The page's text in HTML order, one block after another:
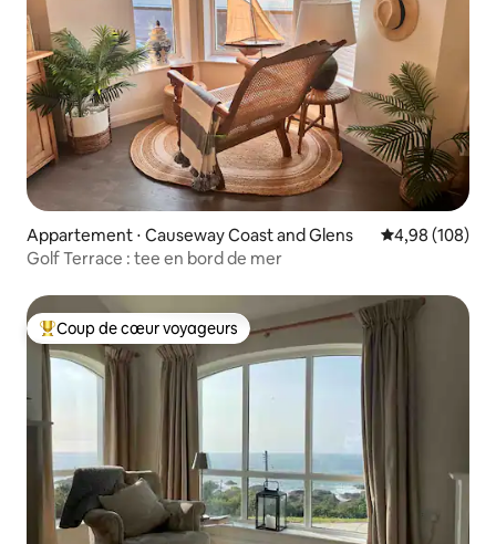
Appartement ⋅ Causeway Coast and Glens Évaluation
4,98 (108)
Golf Terrace : tee en bord de mer
Coups de cœur voyageurs les plus appréciés
Coup de cœur voyageurs